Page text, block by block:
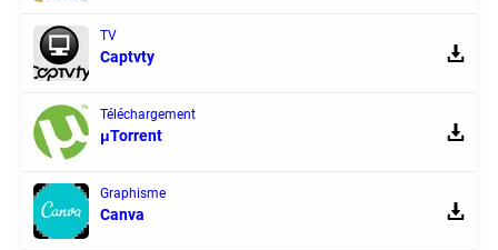
TV
Captvty
Téléchargement
μTorrent
Graphisme
Canva